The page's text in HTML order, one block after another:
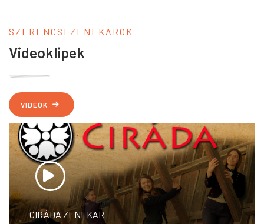
SZERENCSI ZENEKAROK
Videoklipek
VIDEÓK
CIRÁDA ZENEKAR